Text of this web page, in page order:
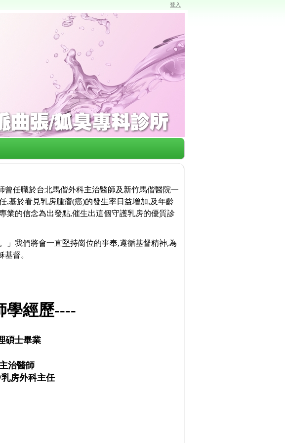
登入
曾任職於台北馬偕外科主治醫師及新竹馬偕醫院一
,基於看見乳房腫瘤(癌)的發生率日益增加,及年齡
業的信念為出發點,催生出這個守護乳房的優質診
」我們將會一直堅持崗位的事奉,遵循基督精神,為
督。
經歷----
碩士畢業
治醫師
房外科主任